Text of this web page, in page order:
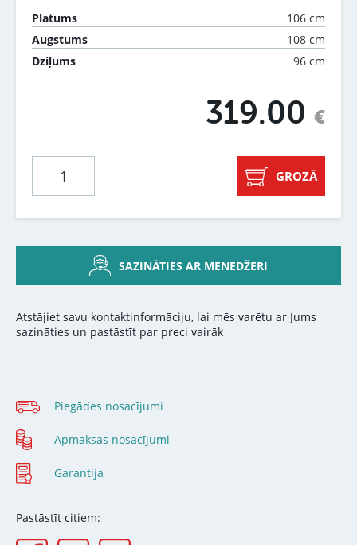
Platums
106 cm
Augstums
108 cm
Dziļums
96 cm
319.00 €
GROZĀ
SAZINĀTIES AR MENEDŽERI
Atstājiet savu kontaktinformāciju, lai mēs varētu ar Jums
sazināties un pastāstīt par preci vairāk
Piegādes nosacījumi
Apmaksas nosacījumi
Garantija
Pastāstīt citiem: